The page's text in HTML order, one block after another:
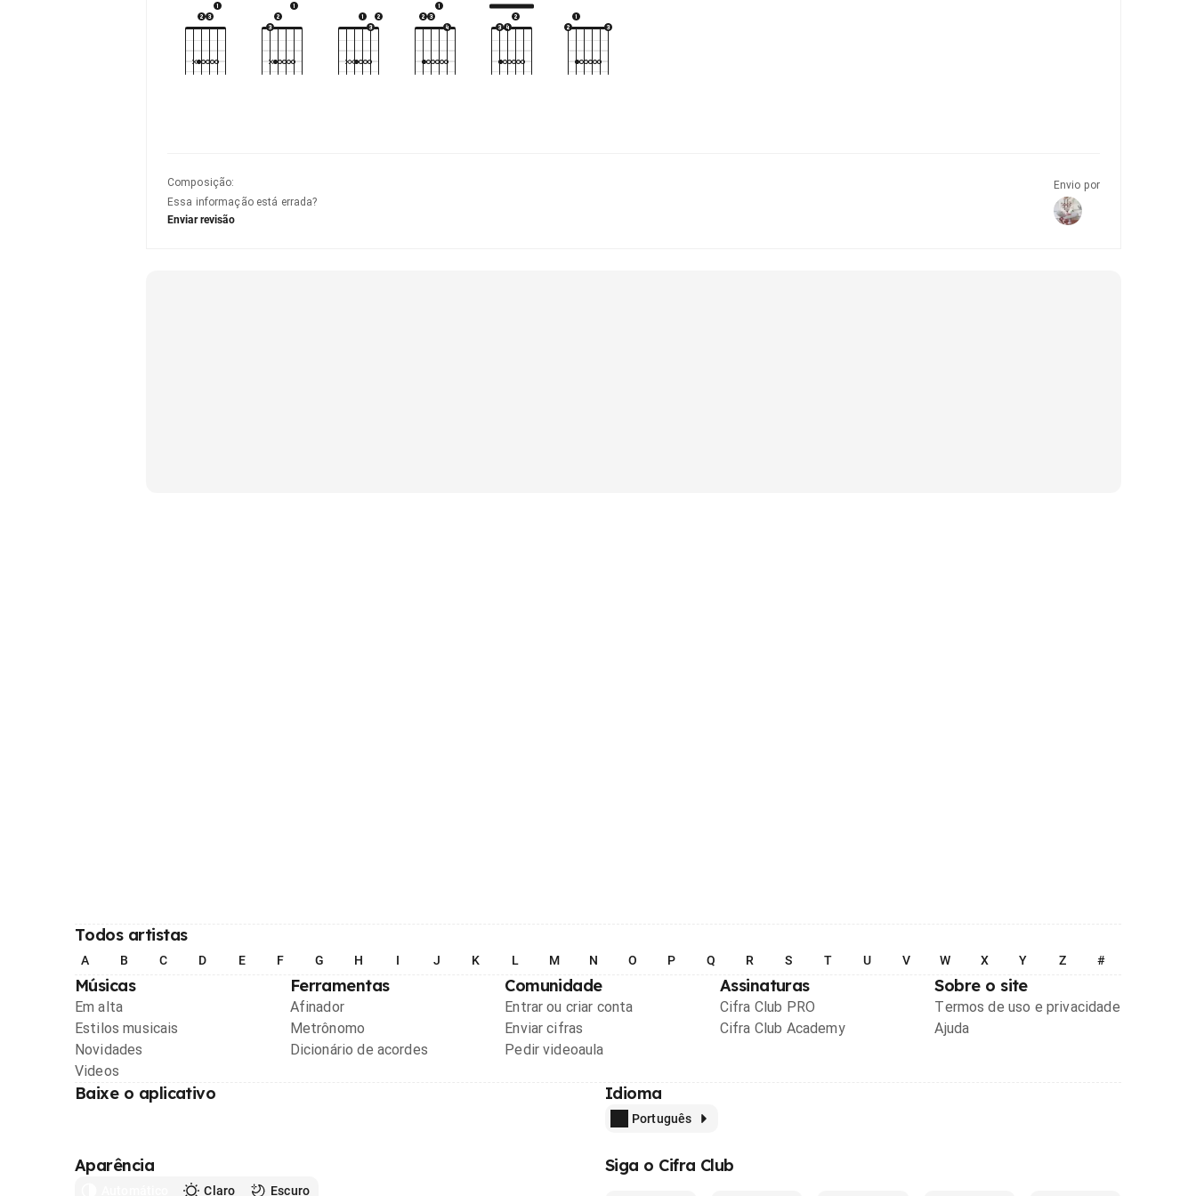
Composição:
Essa informação está errada?
Enviar revisão
Envio por
Todos artistas
A B C D E F G H I J K L M N O P Q R S T U V W X Y Z #
Músicas
Em alta
Estilos musicais
Novidades
Videos
Ferramentas
Afinador
Metrônomo
Dicionário de acordes
Comunidade
Entrar ou criar conta
Enviar cifras
Pedir videoaula
Assinaturas
Cifra Club PRO
Cifra Club Academy
Sobre o site
Termos de uso e privacidade
Ajuda
Baixe o aplicativo Idioma
Português
Aparência
Claro Escuro
Siga o Cifra Club